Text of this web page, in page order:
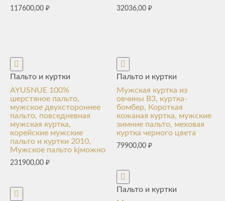
117600,00 ₽ 32036,00₽
Пальто и куртки
AYUSNUE 100%
шерстяное пальто,
мужское двухстороннее
пальто, повседневная
мужская куртка,
корейские мужские
пальто и куртки 2010,
Мужское пальто kjможно
231900,00 ₽
Пальто и куртки
Мужская куртка из
овчины B3, куртка-
бомбер, Короткая
кожаная куртка, мужские
зимние пальто, меховая
куртка черного цвета
79900,00₽
Пальто и куртки